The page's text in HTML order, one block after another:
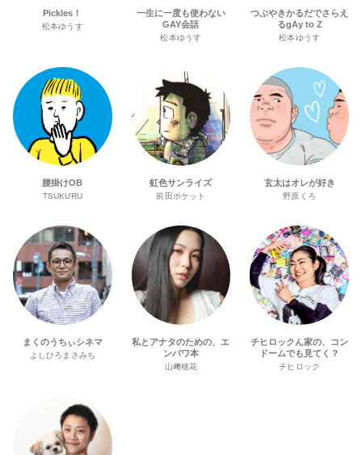
Pickles！
松本ゆうす
一生に一度も使わない
GAY会話
松本ゆうす
つぶやきかるだでさらえ
るgAy to Z
松本ゆうす
腰掛けOB
TSUKURU
虹色サンライズ
前田ポケット
玄太はオレが好き
野原くろ
まくのうちぃシネマ
よしひろまさみち
私とアナタのための、エ
ンパワ本
山﨑穂花
チヒロックん家の、コン
ドームでも見てく？
チヒロック